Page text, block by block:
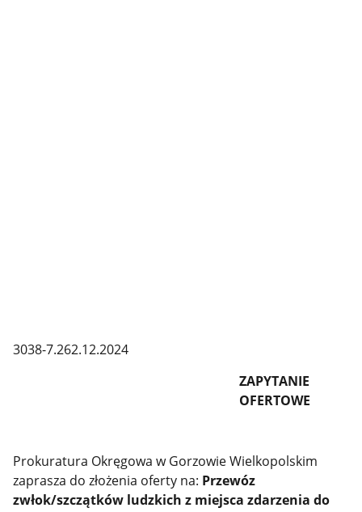
3038-7.262.12.2024
ZAPYTANIE
OFERTOWE
Prokuratura Okręgowa w Gorzowie Wielkopolskim
zaprasza do złożenia oferty na: Przewóz
zwłok/szczątków ludzkich z miejsca zdarzenia do